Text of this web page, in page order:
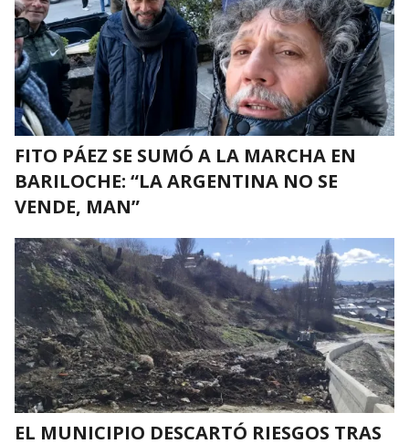
FITO PÁEZ SE SUMÓ A LA MARCHA EN
BARILOCHE: “LA ARGENTINA NO SE
VENDE, MAN”
EL MUNICIPIO DESCARTÓ RIESGOS TRAS